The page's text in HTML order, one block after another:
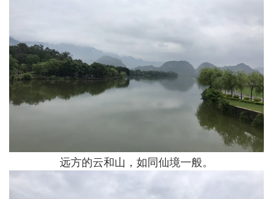
远方的云和山，如同仙境一般。